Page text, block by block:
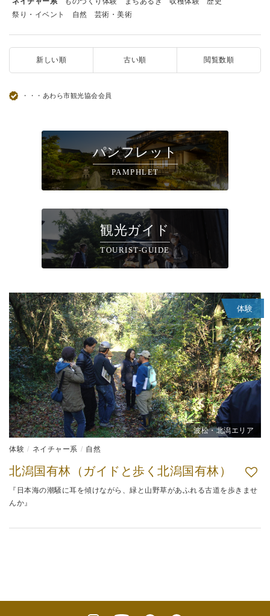
祭り・イベント
自然 芸術・美術
新しい順 古い順 閲覧数順
・・・あわら市観光協会会員
パンフレット
PAMPHLET
観光ガイド
TOURIST-GUIDE
体験
波松・北潟エリア
体験 ネイチャー系 自然
北潟国有林（ガイドと歩く北潟国有林）
『日本海の潮騒に耳を傾けながら、緑と山野草があふれる古道を歩きませ
んか』